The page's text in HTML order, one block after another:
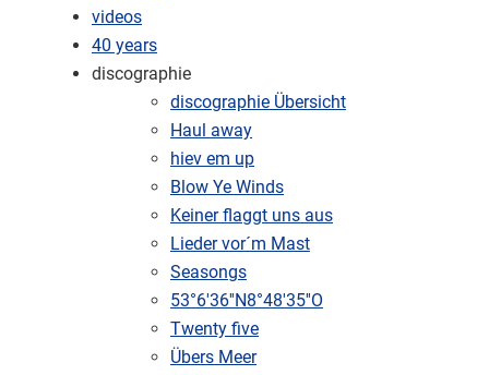
videos
40 years
discographie
discographie Übersicht
Haul away
hiev em up
Blow Ye Winds
Keiner flaggt uns aus
Lieder vor´m Mast
Seasongs
53°6'36''N8°48'35''O
Twenty five
Übers Meer